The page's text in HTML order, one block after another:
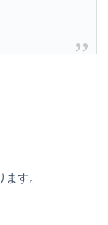
す。